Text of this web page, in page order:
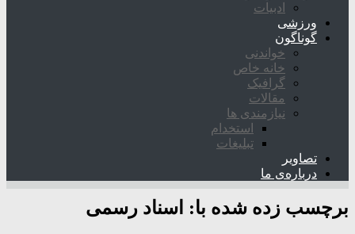
ادبیات
ورزشی
گوناگون
خواندنی
خانه خاص
گرافیک
مقالات
نیازمندی ها
استخدام
تبلیغات
تصاویر
درباره‌ی ما
برچسب زده شده با: اسناد رسمی